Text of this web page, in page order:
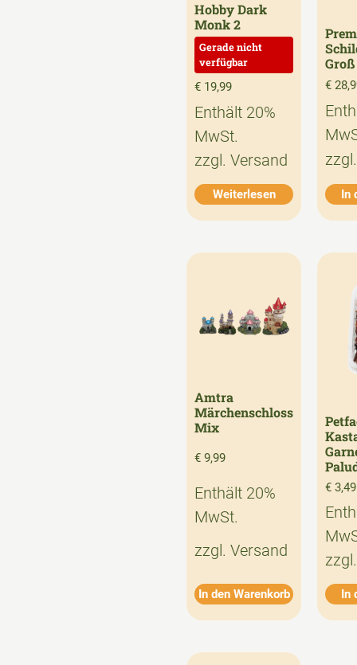
Hobby Dark
Monk 2
€ 19,99
Enthält 20%
MwSt.
zzgl. Versand
Weiterlesen
Groß
€
In
Amtra
Märchenschloss
Mix
€ 9,99
Enthält 20%
MwSt.
zzgl. Versand
In den Warenkorb
€ 3,49
In